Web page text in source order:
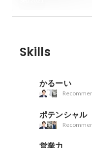
Skills
かるーい
ポテンシャル